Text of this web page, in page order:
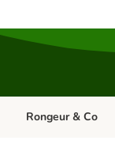
Chien
Dérouler les
Rongeur & Co